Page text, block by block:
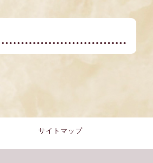
サイトマップ